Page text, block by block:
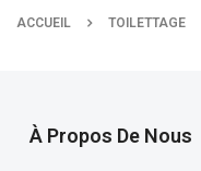
ACCUEIL TOILETTAGE
À Propos De Nous